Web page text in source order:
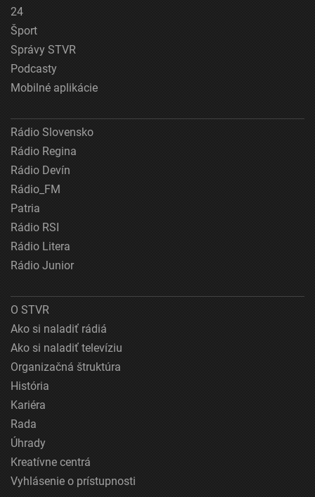
24
Šport
Správy STVR
Podcasty
Mobilné aplikácie
Rádio Slovensko
Rádio Regina
Rádio Devín
Rádio_FM
Patria
Rádio RSI
Rádio Litera
Rádio Junior
O STVR
Ako si naladiť rádiá
Ako si naladiť televíziu
Organizačná štruktúra
História
Kariéra
Rada
Úhrady
Kreatívne centrá
Vyhlásenie o prístupnosti